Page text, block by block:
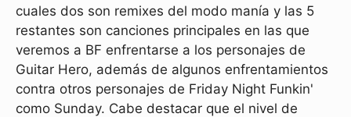
cuales dos son remixes del modo manía y las 5
restantes son canciones principales en las que
veremos a BF enfrentarse a los personajes de
Guitar Hero, además de algunos enfrentamientos
contra otros personajes de Friday Night Funkin'
como Sunday. Cabe destacar que el nivel de